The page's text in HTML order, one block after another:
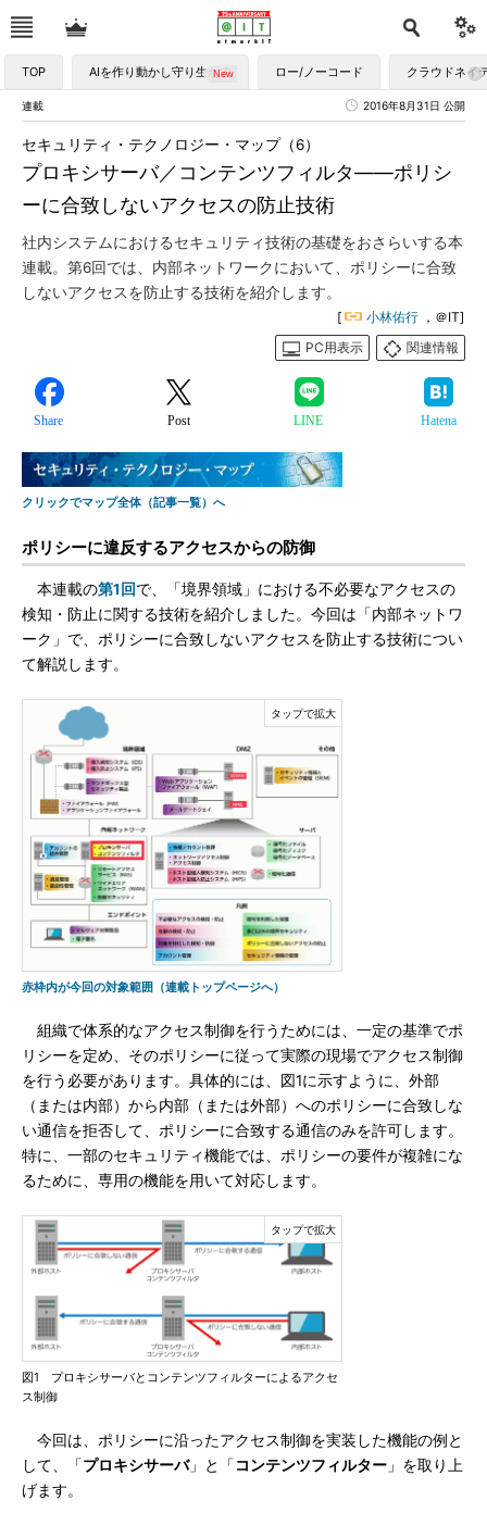
TOP AIを作り動かし守り生かす ロー/ノーコード クラウドネイ
連載 2016年8月31日 公開
プロキシサーバ／コンテンツフィルタ――ポリシ
ーに合致しないアクセスの防止技術
セキュリティ・テクノロジー・マップ（6）
社内システムにおけるセキュリティ技術の基礎をおさらいする本
連載。第6回では、内部ネットワークにおいて、ポリシーに合致
しないアクセスを防止する技術を紹介します。
[ 小林佑行 ，＠IT]
PC用表示
関連情報
Share Post LINE Hatena
クリックでマップ全体（記事一覧）へ
ポリシーに違反するアクセスからの防御
本連載の第1回で、「境界領域」における不必要なアクセスの
検知・防止に関する技術を紹介しました。今回は「内部ネットワ
ーク」で、ポリシーに合致しないアクセスを防止する技術につい
て解説します。
赤枠内が今回の対象範囲（連載トップページへ）
組織で体系的なアクセス制御を行うためには、一定の基準でポ
リシーを定め、そのポリシーに従って実際の現場でアクセス制御
を行う必要があります。具体的には、図1に示すように、外部
（または内部）から内部（または外部）へのポリシーに合致しな
い通信を拒否して、ポリシーに合致する通信のみを許可します。
特に、一部のセキュリティ機能では、ポリシーの要件が複雑にな
るために、専用の機能を用いて対応します。
図1 プロキシサーバとコンテンツフィルターによるアクセ
ス制御
今回は、ポリシーに沿ったアクセス制御を実装した機能の例と
して、「プロキシサーバ」と「 コンテンツフィルター 」を取り上
げます。